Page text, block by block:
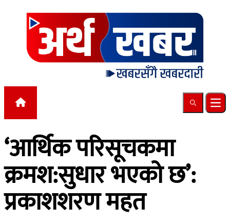
Skip to content
Search
‘आर्थिक परिसूचकमा
क्रमश:सुधार भएको छ’:
प्रकाशशरण महत